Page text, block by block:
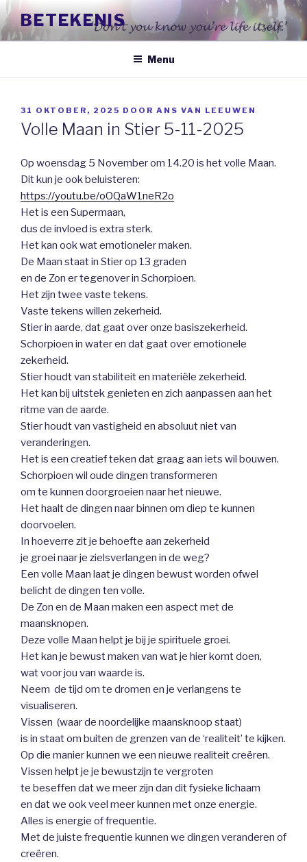
Naar
de
inhoud
BETEKENIS
Menu
GEPLAATST
OP
31 OKTOBER, 2025 DOOR ANS VAN LEEUWEN
Volle Maan in Stier 5-11-2025
Op woensdag 5 November om 14.20 is het volle Maan.
Dit kun je ook beluisteren:
https://youtu.be/oOQaW1neR2o
Het is een Supermaan,
dus de invloed is extra sterk.
Het kan ook wat emotioneler maken.
De Maan staat in Stier op 13 graden
en de Zon er tegenover in Schorpioen.
Het zijn twee vaste tekens.
Vaste tekens willen zekerheid.
Stier in aarde, dat gaat over onze basiszekerheid.
Schorpioen in water en dat gaat over emotionele
zekerheid.
Stier houdt van stabiliteit en materiële zekerheid.
Het kan bij uitstek genieten en zich aanpassen aan het
ritme van de aarde.
Stier houdt van vastigheid en absoluut niet van
veranderingen.
Het is een creatief teken dat graag aan iets wil bouwen.
Schorpioen wil oude dingen transformeren
om te kunnen doorgroeien naar het nieuwe.
Het haalt de dingen naar binnen om diep te kunnen
doorvoelen.
In hoeverre zit je behoefte aan zekerheid
je groei naar je zielsverlangen in de weg?
Een volle Maan laat je dingen bewust worden ofwel
belicht de dingen ten volle.
De Zon en de Maan maken een aspect met de
maansknopen.
Deze volle Maan helpt je bij je spirituele groei.
Het kan je bewust maken van wat je hier komt doen,
wat voor jou van waarde is.
Neem de tijd om te dromen en je verlangens te
visualiseren.
Vissen (waar de noordelijke maansknoop staat)
is in staat om buiten de grenzen van de ‘realiteit’ te kijken.
Op die manier kunnen we een nieuwe realiteit creëren.
Vissen helpt je je bewustzijn te vergroten
te beseffen dat we meer zijn dan dit fysieke lichaam
en dat we ook veel meer kunnen met onze energie.
Alles is energie of frequentie.
Met de juiste frequentie kunnen we dingen veranderen of
creëren.